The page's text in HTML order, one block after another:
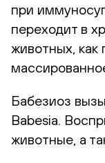
при
переходит в
животных, как
Бабезиоз
Babesia.
животные, а